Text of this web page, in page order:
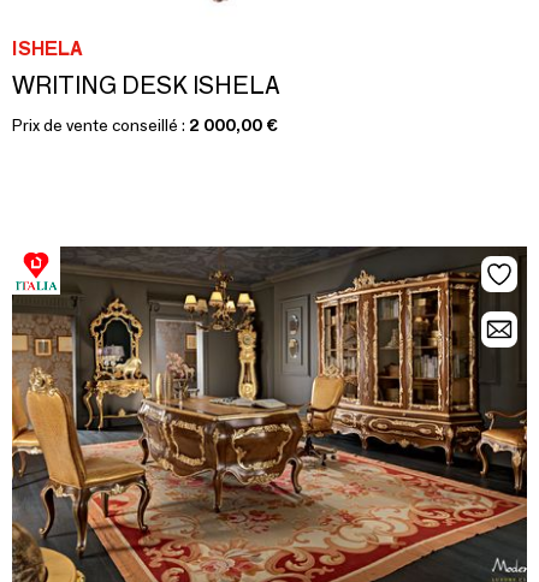
ISHELA
WRITING DESK ISHELA
Prix de vente conseillé : 2 000,00 €